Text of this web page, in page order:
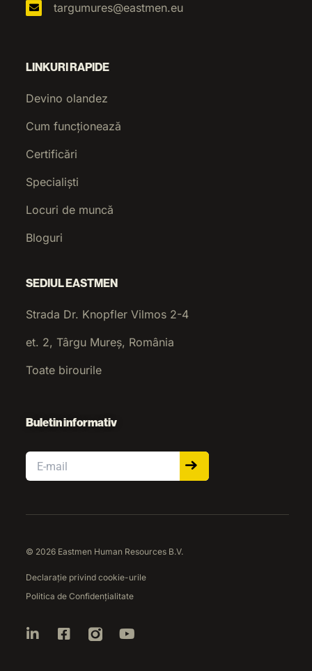
targumures@eastmen.eu
LINKURI RAPIDE
Devino olandez
Cum funcționează
Certificări
Specialiști
Locuri de muncă
Bloguri
SEDIUL EASTMEN
Strada Dr. Knopfler Vilmos 2-4
et. 2, Târgu Mureș, România
Toate birourile
Buletin informativ
Email
© 2026 Eastmen Human Resources B.V.
Declarație privind cookie-urile
Politica de Confidențialitate